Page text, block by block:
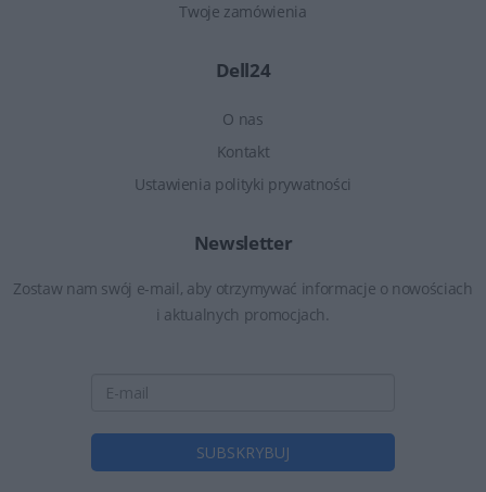
Twoje zamówienia
Dell24
O nas
Kontakt
Ustawienia polityki prywatności
Newsletter
Zostaw nam swój e-mail, aby otrzymywać informacje o nowościach
i aktualnych promocjach.